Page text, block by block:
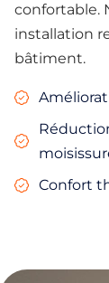
confortable.
installation
bâtiment.
Confort